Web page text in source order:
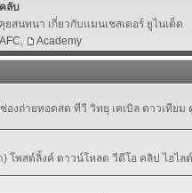
ลับ
สนทนา เกี่ยวกับแมนเชสเตอร์ ยูไนเต็ด
, Academy
องถ่ายทอดสด ทีวี วิทยุ เคเบิล ดาวเทียม
โพสต์ลิ้งค์ ดาวน์โหลด วีดีโอ คลิป ไฮไล